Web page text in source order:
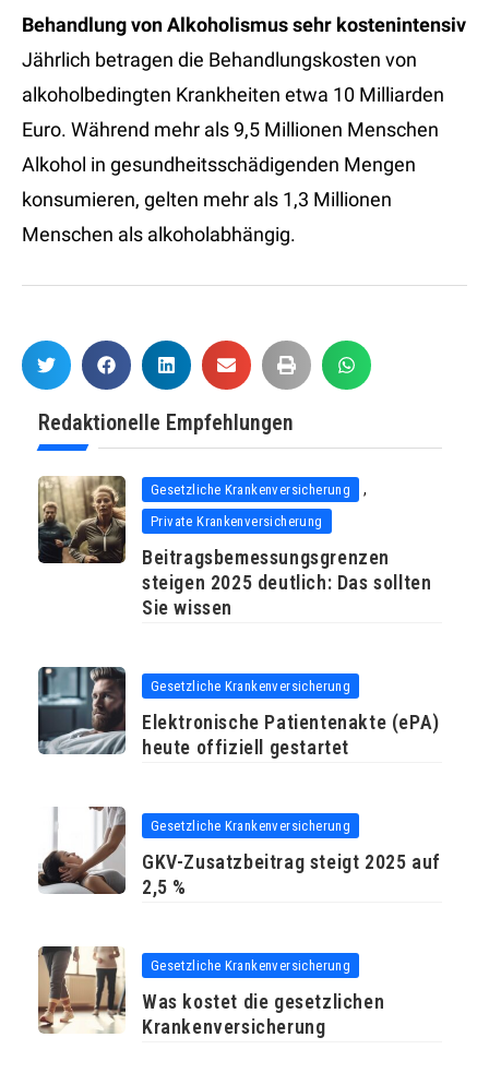
Behandlung von Alkoholismus sehr kostenintensiv
Jährlich betragen die Behandlungskosten von
alkoholbedingten Krankheiten etwa 10 Milliarden
Euro. Während mehr als 9,5 Millionen Menschen
Alkohol in gesundheitsschädigenden Mengen
konsumieren, gelten mehr als 1,3 Millionen
Menschen als alkoholabhängig.
Redaktionelle Empfehlungen
Gesetzliche Krankenversicherung ,
Private Krankenversicherung
Beitragsbemessungsgrenzen
steigen 2025 deutlich: Das sollten
Sie wissen
Gesetzliche Krankenversicherung
Elektronische Patientenakte (ePA)
heute offiziell gestartet
Gesetzliche Krankenversicherung
GKV-Zusatzbeitrag steigt 2025 auf
2,5 %
Gesetzliche Krankenversicherung
Was kostet die gesetzlichen
Krankenversicherung